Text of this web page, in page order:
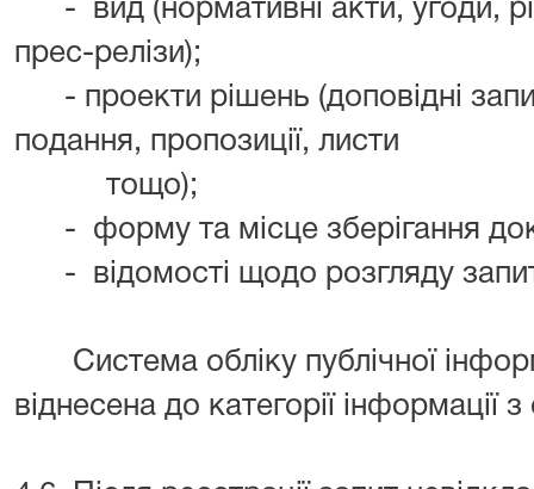
- вид (нормативні акти, угоди,
прес-релізи);
- проекти рішень (доповідні
подання, пропозиції, листи
тощо);
- форму та місце зберігання
- відомості щодо розгляду
Система обліку публічної
віднесена до категорії